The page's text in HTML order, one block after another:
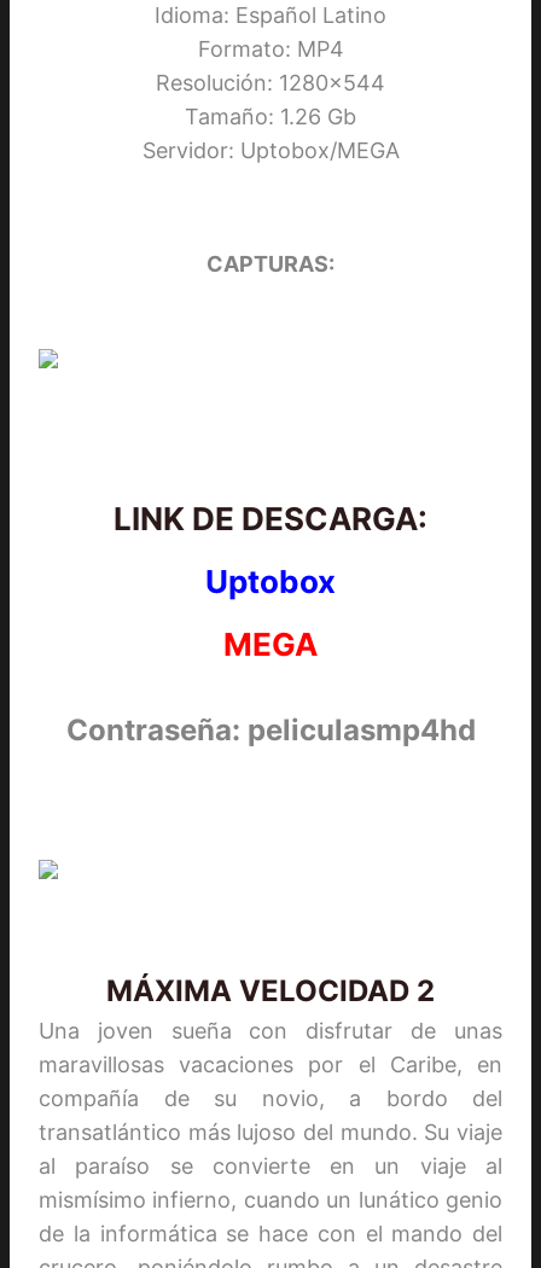
Idioma: Español Latino
Formato: MP4
Resolución: 1280×544
Tamaño: 1.26 Gb
Servidor: Uptobox/MEGA
CAPTURAS:
LINK DE DESCARGA:
Uptobox
MEGA
Contraseña: peliculasmp4hd
MÁXIMA VELOCIDAD 2
Una joven sueña con disfrutar de unas
maravillosas vacaciones por el Caribe, en
compañía de su novio, a bordo del
transatlántico más lujoso del mundo. Su viaje
al paraíso se convierte en un viaje al
mismísimo infierno, cuando un lunático genio
de la informática se hace con el mando del